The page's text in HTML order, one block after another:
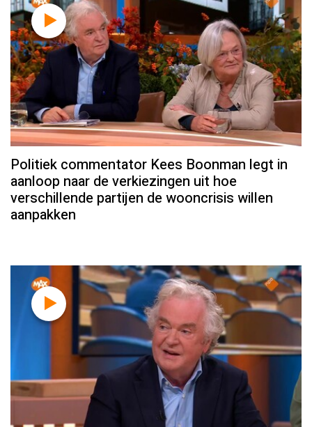
Politiek commentator Kees Boonman legt in
aanloop naar de verkiezingen uit hoe
verschillende partijen de wooncrisis willen
aanpakken